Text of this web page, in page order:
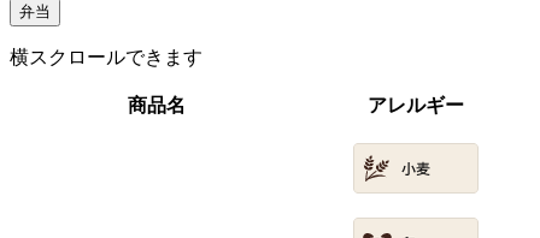
弁当
横スクロールできます
商品名 アレルギー